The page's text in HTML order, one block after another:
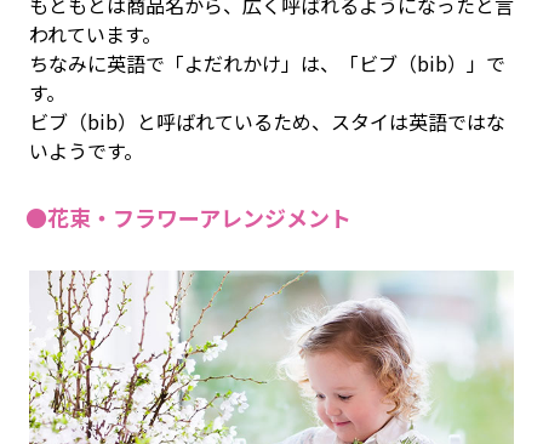
われています。
ちなみに英語で「よだれかけ」は、「ビブ（bib）」で
す。
ビブ（bib）と呼ばれているため、スタイは英語ではな
いようです。
●花束・フラワーアレンジメント